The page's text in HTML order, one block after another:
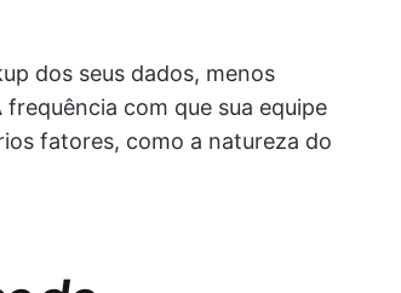
dos seus dados, menos
com que sua equipe
fatores, como a natureza do